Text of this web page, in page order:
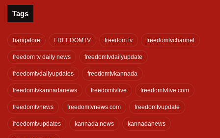
Tags
bangalore FREEDOMTV freedom tv freedomtvchannel
freedom tv daily news freedomtvdailyupdate
freedomtvdailyupdates freedomtvkannada
freedomtvkannadanews freedomtvlive freedomtvlive.com
freedomtvnews freedomtvnews.com freedomtvupdate
freedomtvupdates kannada news kannadanews